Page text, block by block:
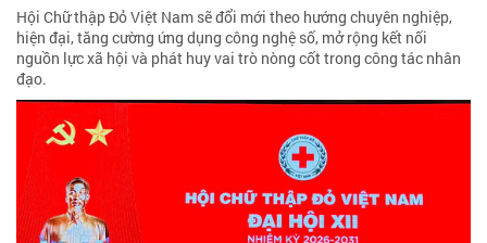
Hội Chữ thập Đỏ Việt Nam sẽ đổi mới theo hướng chuyên nghiệp,
hiện đại, tăng cường ứng dụng công nghệ số, mở rộng kết nối
nguồn lực xã hội và phát huy vai trò nòng cốt trong công tác nhân
đạo.